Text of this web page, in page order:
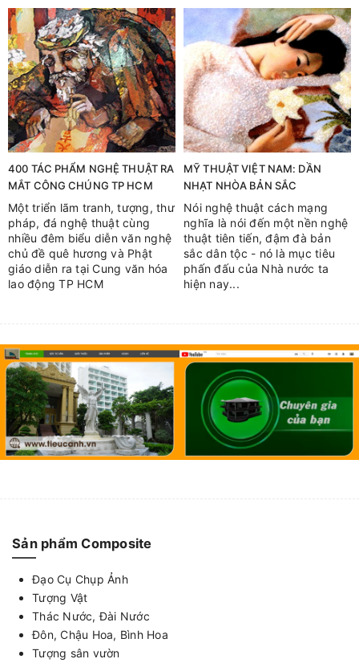
400 TÁC PHẨM NGHỆ THUẬT RA
MẮT CÔNG CHÚNG TP HCM
Một triển lãm tranh, tượng, thư
pháp, đá nghệ thuật cùng
nhiều đêm biểu diễn văn nghệ
chủ đề quê hương và Phật
giáo diễn ra tại Cung văn hóa
lao động TP HCM
MỸ THUẬT VIỆT NAM: DẦN
NHẠT NHÒA BẢN SẮC
Nói nghệ thuật cách mạng
nghĩa là nói đến một nền nghệ
thuật tiên tiến, đậm đà bản
sắc dân tộc - nó là mục tiêu
phấn đấu của Nhà nước ta
hiện nay...
Sản phẩm Composite
Đạo Cụ Chụp Ảnh
Tượng Vật
Thác Nước, Đài Nước
Đôn, Chậu Hoa, Bình Hoa
Tượng sân vườn